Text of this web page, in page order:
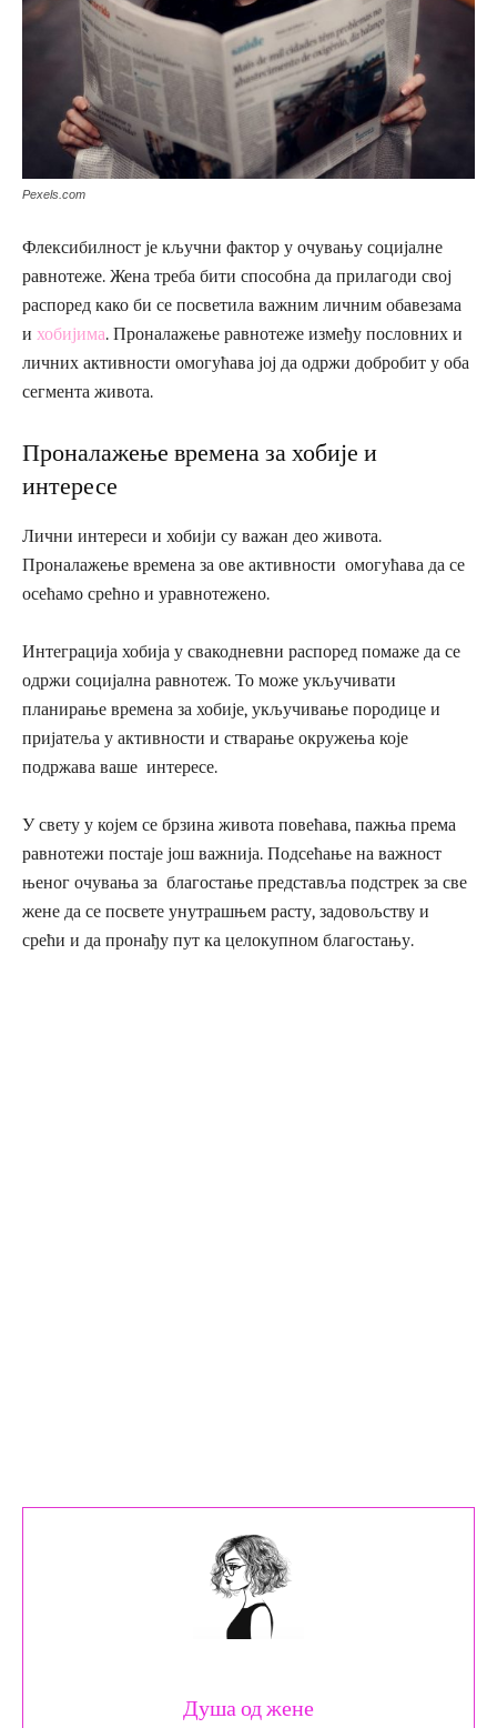
Pexels.com
Флексибилност је кључни фактор у очувању социјалне
равнотеже. Жена треба бити способна да прилагоди свој
распоред како би се посветила важним личним обавезама
и хобијима. Проналажење равнотеже између пословних и
личних активности омогућава јој да одржи добробит у оба
сегмента живота.
Проналажење времена за хобије и
интересе
Лични интереси и хобији су важан део живота.
Проналажење времена за ове активности омогућава да се
осећамо срећно и уравнотежено.
Интеграција хобија у свакодневни распоред помаже да се
одржи социјална равнотеж. То може укључивати
планирање времена за хобије, укључивање породице и
пријатеља у активности и стварање окружења које
подржава ваше интересе.
У свету у којем се брзина живота повећава, пажња према
равнотежи постаје још важнија. Подсећање на важност
њеног очувања за благостање представља подстрек за све
жене да се посвете унутрашњем расту, задовољству и
срећи и да пронађу пут ка целокупном благостању.
Душа од жене